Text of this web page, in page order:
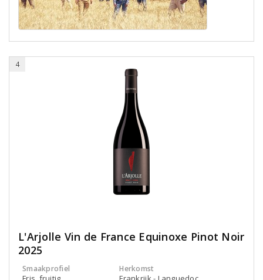
4
L'Arjolle Vin de France Equinoxe Pinot Noir
2025
Smaakprofiel Herkomst